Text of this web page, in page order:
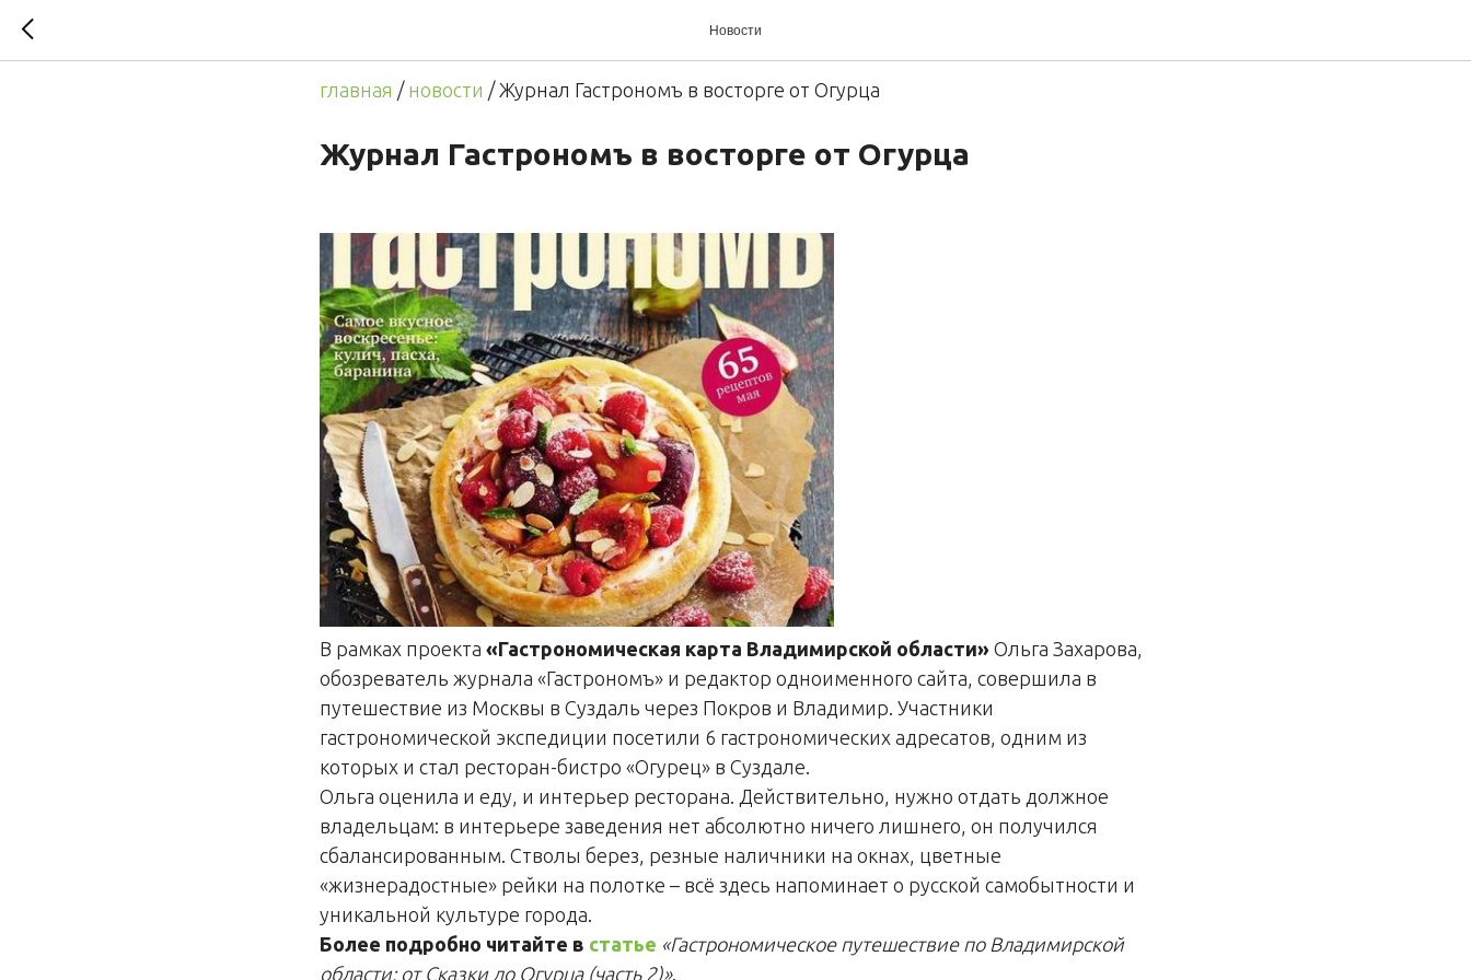
Новости
Журнал Гастрономъ в восторге от Огурца
главная / новости / Журнал Гастрономъ в восторге от Огурца
Журнал Гастрономъ в восторге от Огурца
В рамках проекта «Гастрономическая карта Владимирской области» Ольга Захарова,
обозреватель журнала «Гастрономъ» и редактор одноименного сайта, совершила в
путешествие из Москвы в Суздаль через Покров и Владимир. Участники
гастрономической экспедиции посетили 6 гастрономических адресатов, одним из
которых и стал ресторан-бистро «Огурец» в Суздале.
Ольга оценила и еду, и интерьер ресторана. Действительно, нужно отдать должное
владельцам: в интерьере заведения нет абсолютно ничего лишнего, он получился
сбалансированным. Стволы берез, резные наличники на окнах, цветные
«жизнерадостные» рейки на полотке – всё здесь напоминает о русской самобытности и
уникальной культуре города.
Более подробно читайте в статье «Гастрономическое путешествие по Владимирской
области: от Сказки до Огурца (часть 2)».